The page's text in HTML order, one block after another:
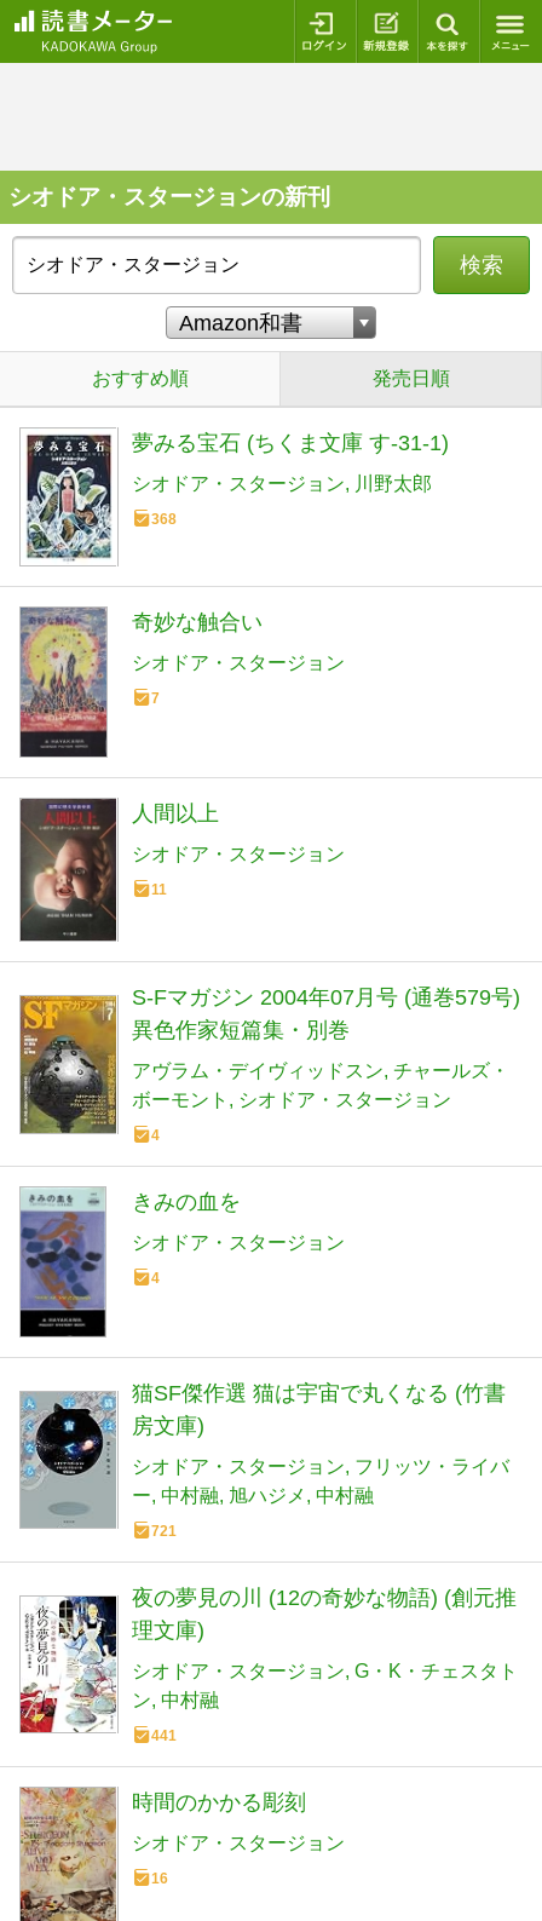
ログイン 新規登録
シオドア・スタージョンの新刊
検索
おすすめ順 発売日順
夢みる宝石 (ちくま文庫 す-31-1)
シオドア・スタージョン 川野太郎
368
奇妙な触合い
シオドア・スタージョン
7
人間以上
シオドア・スタージョン
11
S-Fマガジン 2004年07月号 (通巻579号)
異色作家短篇集・別巻
アヴラム・デイヴィッドスン チャールズ・
ボーモント
シオドア・スタージョン
4
きみの血を
シオドア・スタージョン
4
猫SF傑作選 猫は宇宙で丸くなる (竹書
房文庫)
シオドア・スタージョン フリッツ・ライバ
ー 中村融 旭ハジメ 中村融
721
夜の夢見の川 (12の奇妙な物語) (創元推
理文庫)
シオドア・スタージョン G・K・チェスタト
ン 中村融
441
時間のかかる彫刻
シオドア・スタージョン
16